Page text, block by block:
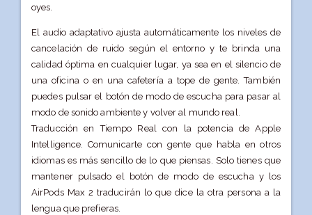
oyes.
El audio adaptativo ajusta automáticamente los niveles de
cancelación de ruido según el entorno y te brinda una
calidad óptima en cualquier lugar, ya sea en el silencio de
una oficina o en una cafetería a tope de gente. También
puedes pulsar el botón de modo de escucha para pasar al
modo de sonido ambiente y volver al mundo real.
Traducción en Tiempo Real con la potencia de Apple
Intelligence. Comunicarte con gente que habla en otros
idiomas es más sencillo de lo que piensas. Solo tienes que
mantener pulsado el botón de modo de escucha y los
AirPods Max 2 traducirán lo que dice la otra persona a la
lengua que prefieras.